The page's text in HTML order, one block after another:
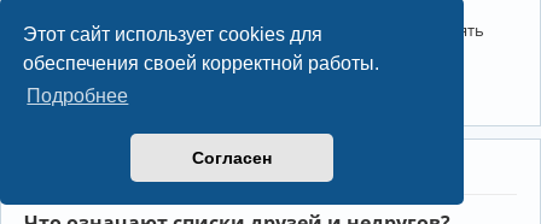
Этот сайт использует cookies для
обеспечения своей корректной работы.
Подробнее
Согласен
Администратор конференции сможет в этом случае принять
меры.
Друзья и недруги